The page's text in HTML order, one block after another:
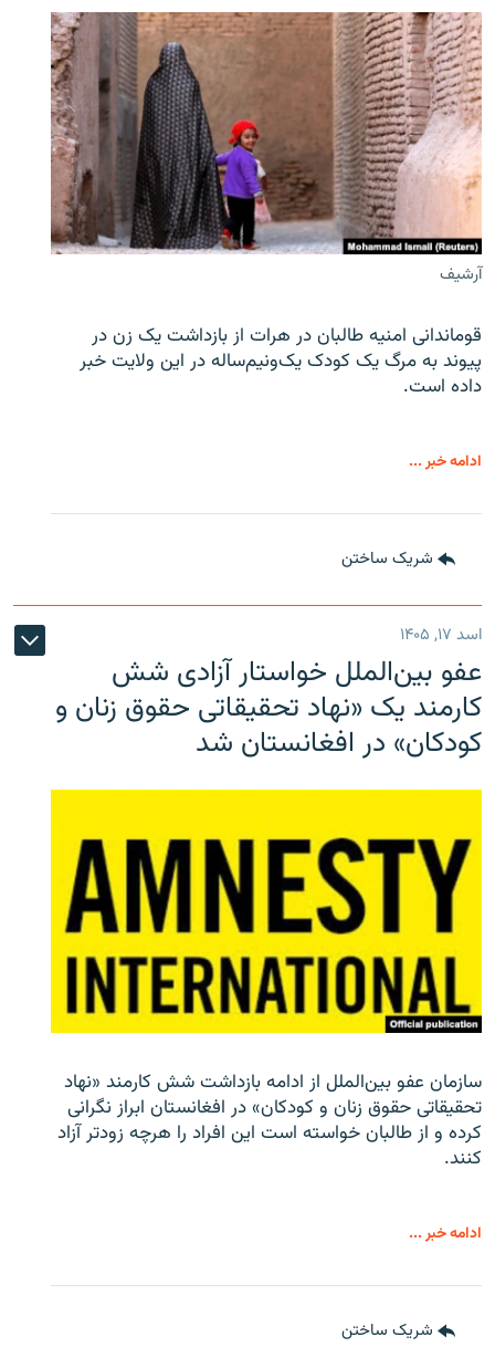
آرشیف
قوماندانی امنیه طالبان در هرات از بازداشت یک زن در
پیوند به مرگ یک کودک یک‌ونیم‌ساله در این ولایت خبر
داده است.
ادامه خبر ...
شریک ساختن
اسد ۱۷, ۱۴۰۵
عفو بین‌الملل خواستار آزادی شش
کارمند یک «نهاد تحقیقاتی حقوق زنان و
کودکان» در افغانستان شد
سازمان عفو بین‌الملل از ادامه بازداشت شش کارمند «نهاد
تحقیقاتی حقوق زنان و کودکان» در افغانستان ابراز نگرانی
کرده و از طالبان خواسته است این افراد را هرچه زودتر آزاد
کنند.
ادامه خبر ...
شریک ساختن